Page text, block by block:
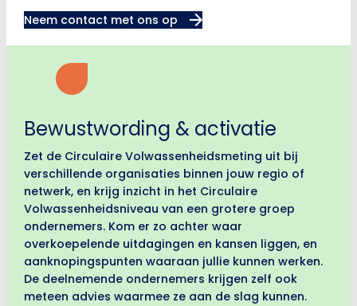
Neem contact met ons op
Bewustwording & activatie
Zet de Circulaire Volwassenheidsmeting uit bij
verschillende organisaties binnen jouw regio of
netwerk, en krijg inzicht in het Circulaire
Volwassenheidsniveau van een grotere groep
ondernemers. Kom er zo achter waar
overkoepelende uitdagingen en kansen liggen, en
aanknopingspunten waaraan jullie kunnen werken.
De deelnemende ondernemers krijgen zelf ook
meteen advies waarmee ze aan de slag kunnen.